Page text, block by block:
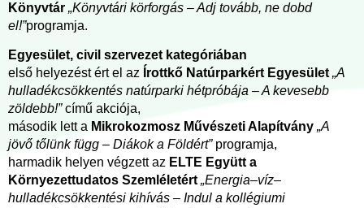
Könyvtár „Könyvtári körforgás – Adj tovább, ne dobd
el!”programja.
Egyesület, civil szervezet kategóriában
első helyezést ért el az Írottkő Natúrparkért Egyesület „A
hulladékcsökkentés natúrparki hétpróbája – A kevesebb
zöldebb!”című akciója,
második lett a Mikrokozmosz Művészeti Alapítvány „A
jövő tőlünk függ – Diákok a Földért”programja,
harmadik helyen végzett az ELTE Együtt a
Környezettudatos Szemléletért „Energia–víz–
hulladékcsökkentési kihívás – Indul a kollégiumi